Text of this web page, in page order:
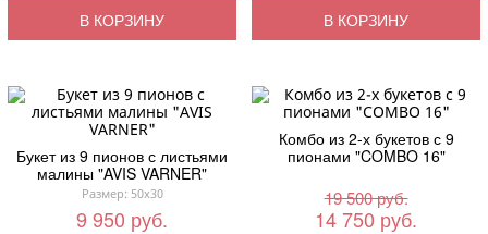
В КОРЗИНУ В КОРЗИНУ
Букет из 9 пионов с листьями
малины "AVIS VARNER"
Размер: 50x30
9 950 руб.
Комбо из 2-х букетов с 9
пионами "COMBO 16"
19 500 руб.
14 750 руб.